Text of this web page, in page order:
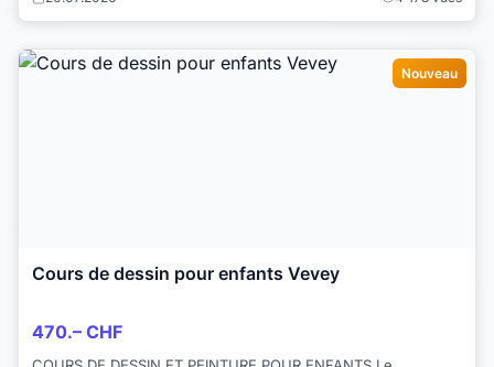
Nouveau
Cours de dessin pour enfants Vevey
470.– CHF